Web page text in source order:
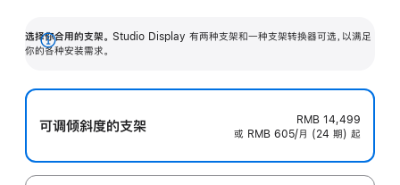
选择你合用的支架。 Studio Display 有两种支架和一种支架转换器可选，以满足
你的各种安装需求。
展
可调倾斜度的支架
RMB 14,499
或 RMB 605/月 (24 期) 起